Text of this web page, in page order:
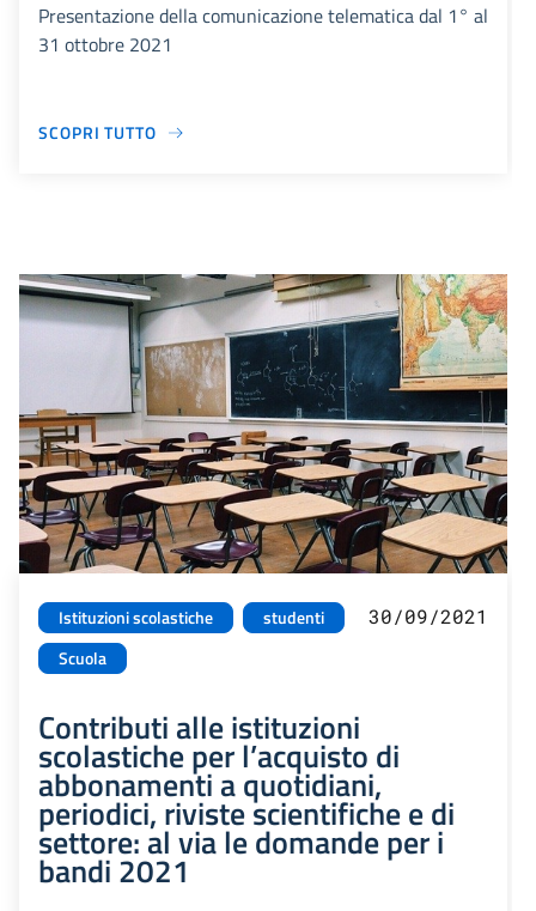
Presentazione della comunicazione telematica dal 1° al
31 ottobre 2021
SCOPRI TUTTO
Istituzioni scolastiche
studenti
Scuola
30/09/2021
Contributi alle istituzioni
scolastiche per l’acquisto di
abbonamenti a quotidiani,
periodici, riviste scientifiche e di
settore: al via le domande per i
bandi 2021